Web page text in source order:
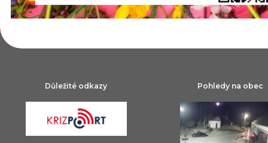
Důležité odkazy Pohledy na obec